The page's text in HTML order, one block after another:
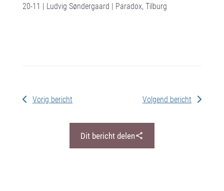
20-11 | Ludvig Søndergaard | Paradox, Tilburg
Vorig bericht Volgend bericht
Dit bericht delen